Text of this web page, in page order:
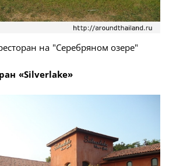
на "Серебряном озере"
«Silverlake»